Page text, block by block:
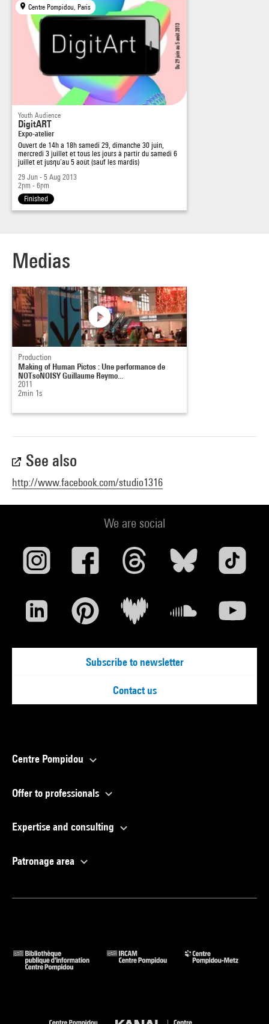
Centre Pompidou, Paris
Youth Audience
DigitART
Expo-atelier
Ouvert de 14h a 18h samedi 29, dimanche 30 juin,
mercredi 3 juillet et tous les jours à partir du samedi 6
juillet et jusqu’au 5 août (sauf les mardis)
29 Jun - 5 Aug 2013
2pm - 6pm
Finished
Medias
Production
Making of Human Pictos : Une performance de
NOTsoNOISY Guillaume Reymo...
2011
2min 1s
See also
http://www.facebook.com/studio1316
We are social
Subscribe to newsletter
Contact us
Centre Pompidou
Offer to professionals
Expertise and consulting
Patronage area